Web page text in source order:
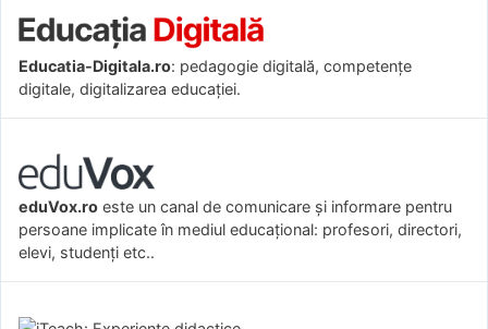
Educatia-Digitala.ro: pedagogie digitală, competențe
digitale, digitalizarea educației.
eduVox.ro este un canal de comunicare și informare pentru
persoane implicate în mediul educațional: profesori, directori,
elevi, studenți etc..